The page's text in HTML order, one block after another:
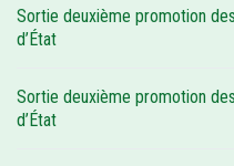
Sortie deuxième promotion
d’État
Sortie deuxième promotion
d’État